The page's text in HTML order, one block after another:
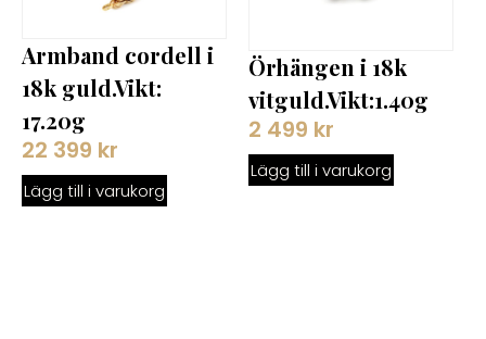
Armband cordell i
18k guld.Vikt:
17.20g
22 399 kr
Lägg till i varukorg
Örhängen i 18k
vitguld.Vikt:1.40g
2 499 kr
Lägg till i varukorg